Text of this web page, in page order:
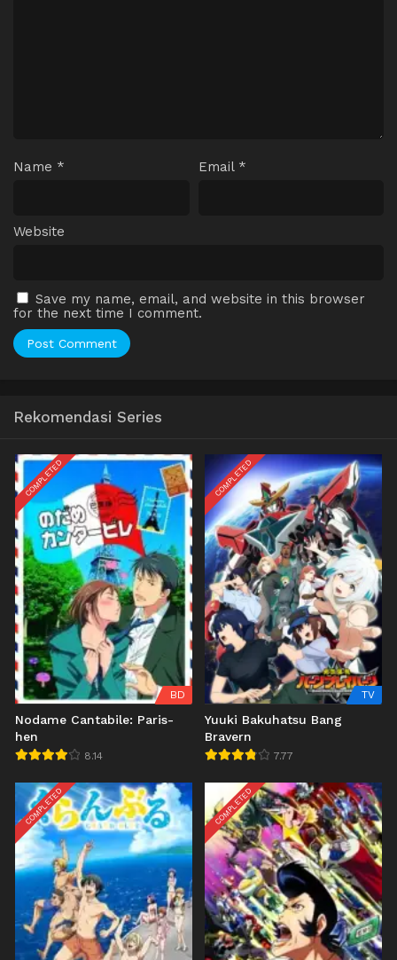
Name * Email *
Website
Save my name, email, and website in this browser
for the next time I comment.
Rekomendasi Series
COMPLETED
BD
Nodame Cantabile: Paris-
hen
8.14
COMPLETED
TV
Yuuki Bakuhatsu Bang
Bravern
7.77
COMPLETED COMPLETED